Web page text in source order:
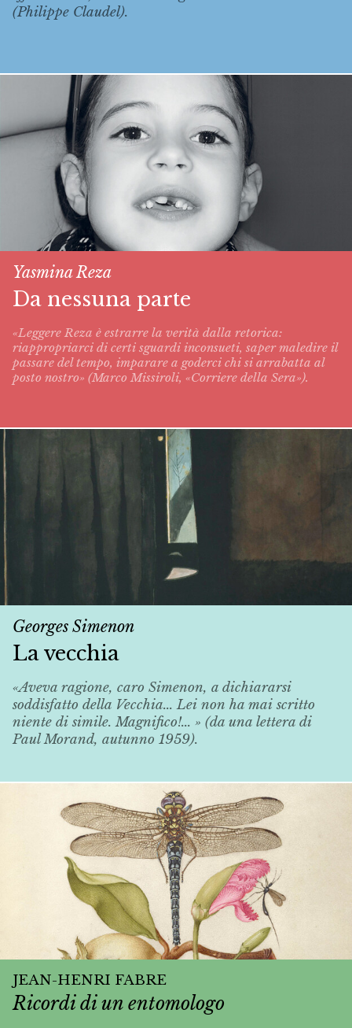
(Philippe Claudel).
Yasmina Reza
Da nessuna parte
«Leggere Reza è estrarre la verità dalla retorica:
riappropriarci di certi sguardi inconsueti, saper maledire il
passare del tempo, imparare a goderci chi si arrabatta al
posto nostro» (Marco Missiroli, «Corriere della Sera»).
Georges Simenon
La vecchia
«Aveva ragione, caro Simenon, a dichiararsi
soddisfatto della Vecchia... Lei non ha mai scritto
niente di simile. Magnifico!... » (da una lettera di
Paul Morand, autunno 1959).
JEAN-HENRI FABRE
Ricordi di un entomologo